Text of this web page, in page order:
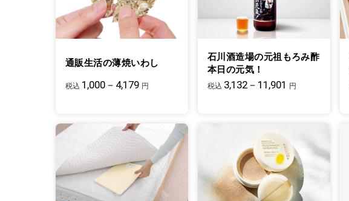
通販生活の薄焼いわし
税込 1,000－4,179 円
石川酒造場の元祖もろみ酢
本日の元気！
税込 3,132－11,901 円